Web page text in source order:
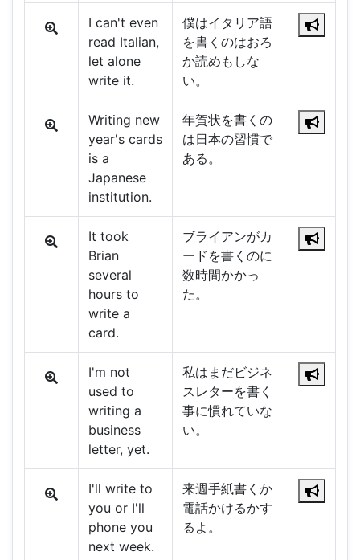
I can't even
read Italian,
let alone
write it.
僕はイタリア語
を書くのはおろ
か読めもしな
い。
Writing new
year's cards
is a
Japanese
institution.
年賀状を書くの
は日本の習慣で
ある。
It took
Brian
several
hours to
write a
card.
ブライアンがカ
ードを書くのに
数時間かかっ
た。
I'm not
used to
writing a
business
letter, yet.
私はまだビジネ
スレターを書く
事に慣れていな
い。
I'll write to
you or I'll
phone you
next week.
来週手紙書くか
電話かけるかす
るよ。